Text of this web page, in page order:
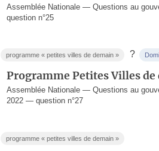
Assemblée Nationale — Questions au
question n°25
programme « petites villes de demain » ?
Programme Petites Villes de
Assemblée Nationale — Questions au
2022 — question n°27
programme « petites villes de demain »